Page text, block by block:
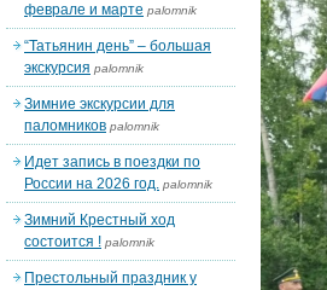
феврале и марте palomnik
“Татьянин день” – большая
экскурсия palomnik
Зимние экскурсии для
паломников palomnik
Идет запись в поездки по
России на 2026 год. palomnik
Зимний Крестный ход
состоится ! palomnik
Престольный праздник у